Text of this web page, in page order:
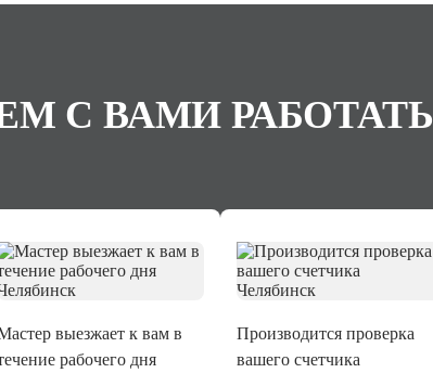
С ВАМИ РАБОТАТЬ
выезжает к вам в
рабочего дня
Производится проверка
вашего счетчика